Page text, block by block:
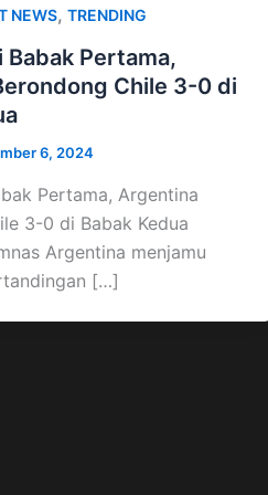
NEWS, TRENDING
Babak Pertama,
Chile 3-0 di
6, 2024
Pertama, Argentina
3-0 di Babak Kedua
Argentina menjamu
[…]